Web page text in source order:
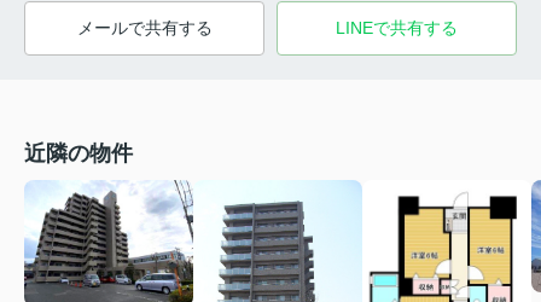
メールで共有する LINEで共有する
近隣の物件